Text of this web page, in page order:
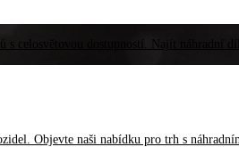
s celosvětovou dostupností. Najít náhradní
Objevte naši nabídku pro trh s